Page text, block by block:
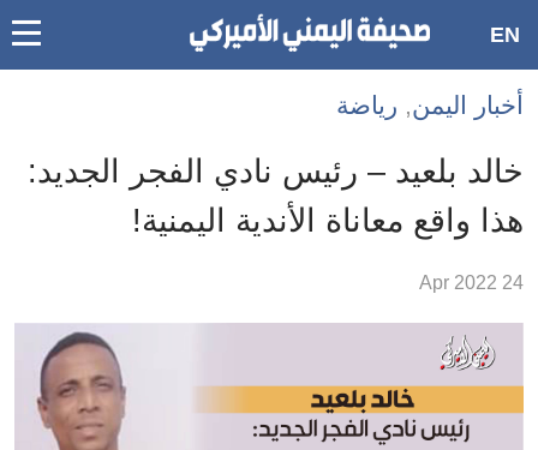
Accessibility
links
الرئيسي
الأقسام
to
Search
EN
أخبار اليمن, رياضة
خالد بلعيد – رئيس نادي الفجر الجديد:
هذا واقع معاناة الأندية اليمنية!
24 Apr 2022